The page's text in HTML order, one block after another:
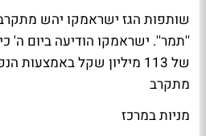
שותפות הגז ישראמקו יהש
''תמר''. ישראמקו הודיעה ביום ה'
של 113 מיליון שקל באמצעות הנפקת זכויות.
מתקרב
מניות במרכז